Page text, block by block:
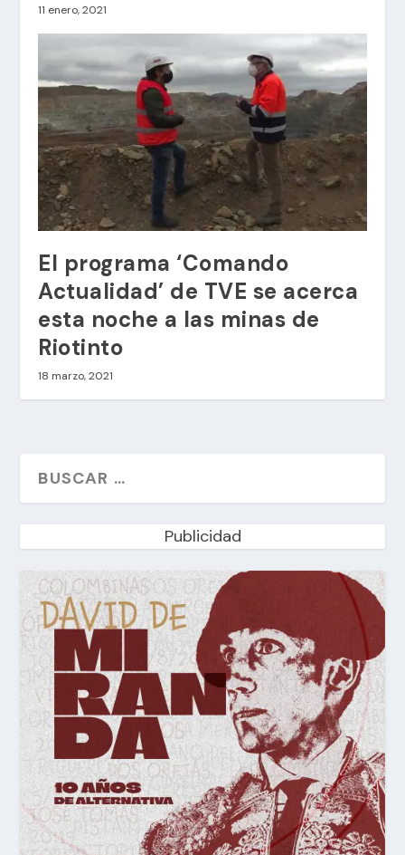
11 enero, 2021
El programa ‘Comando
Actualidad’ de TVE se acerca
esta noche a las minas de
Riotinto
18 marzo, 2021
Publicidad